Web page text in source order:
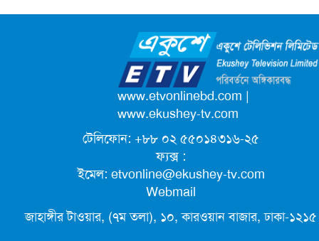
ক্যাম্পাস অ্যাম্বাসেডর নিয়োগ দিচ্ছে একুশে
টেলিভিশন
পদোন্নতি পেয়ে সচিব হলেন ২ কর্মকর্তা
লিগ্যাল এইডের মাধ্যমে সন্তান ফিরে পেল
সেই কিশোরী মা জুঁই
জেট ফুয়েলের দাম কমলো লিটারে ১৯ টাকা
www.etvonlinebd.com |
www.ekushey-tv.com
টেলিফোন: +৮৮ ০২ ৫৫০১৪৩১৬-২৫
ফ্যক্স :
ইমেল: etvonline@ekushey-tv.com
Webmail
জাহাঙ্গীর টাওয়ার, (৭ম তলা), ১০, কারওয়ান বাজার, ঢাকা-১২১৫